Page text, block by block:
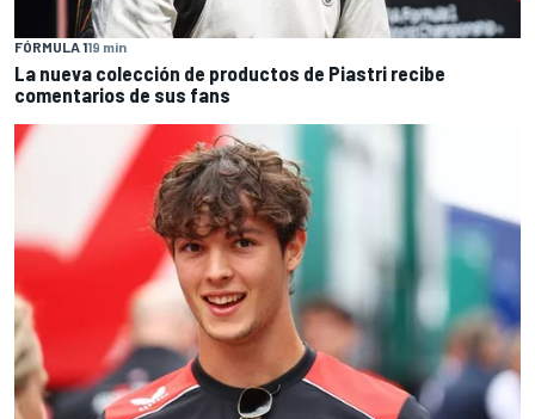
FÓRMULA 119 min
La nueva colección de productos de Piastri recibe
comentarios de sus fans